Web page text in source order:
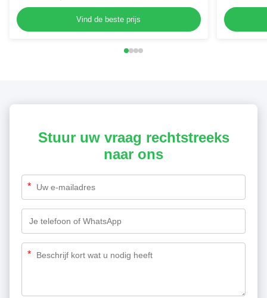
Vlakke Zak met Zak 85
Vind de beste prijs
crème
emulgeren
Stuur uw vraag rechtstreeks
naar ons
*
*